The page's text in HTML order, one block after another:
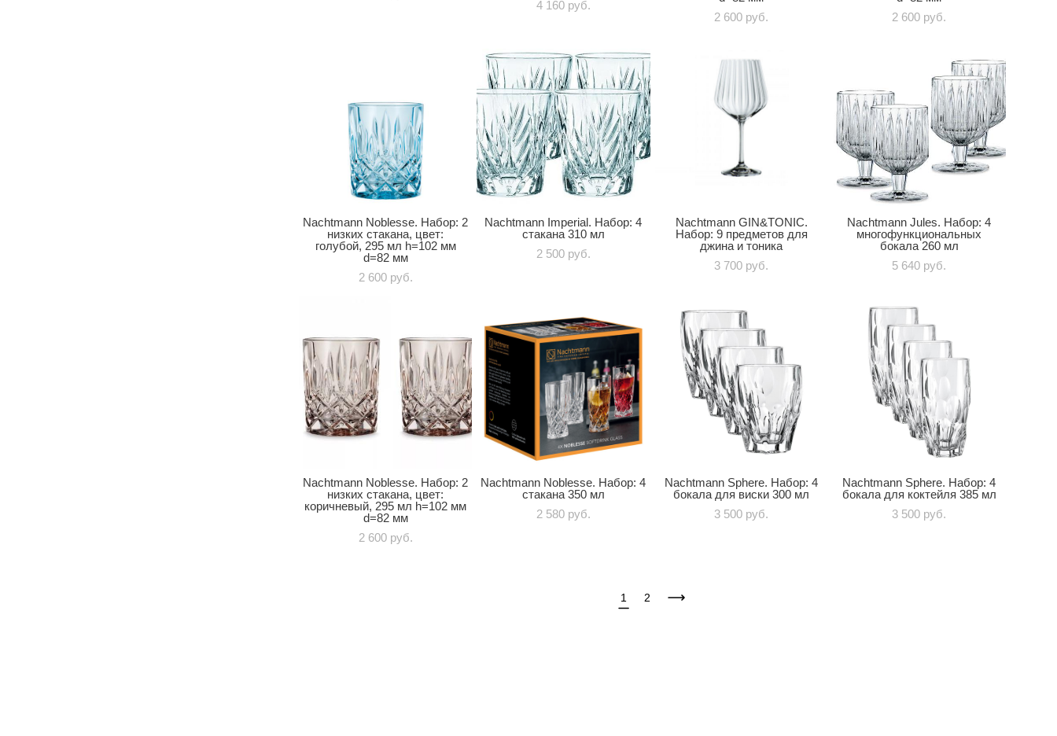
4 160 pуб.
2 600 pуб.
2 600 pуб.
Nachtmann Noblesse. Набор: 2
низких стакана, цвет:
голубой, 295 мл h=102 мм
d=82 мм
2 600 pуб.
Nachtmann Imperial. Набор: 4
стакана 310 мл
2 500 pуб.
Nachtmann GIN&TONIC.
Набор: 9 предметов для
джина и тоника
3 700 pуб.
Nachtmann Jules. Набор: 4
многофункциональных
бокала 260 мл
5 640 pуб.
Nachtmann Noblesse. Набор: 2
низких стакана, цвет:
коричневый, 295 мл h=102 мм
d=82 мм
2 600 pуб.
Nachtmann Noblesse. Набор: 4
стакана 350 мл
2 580 pуб.
Nachtmann Sphere. Набор: 4
бокала для виски 300 мл
3 500 pуб.
Nachtmann Sphere. Набор: 4
бокала для коктейля 385 мл
3 500 pуб.
1 2